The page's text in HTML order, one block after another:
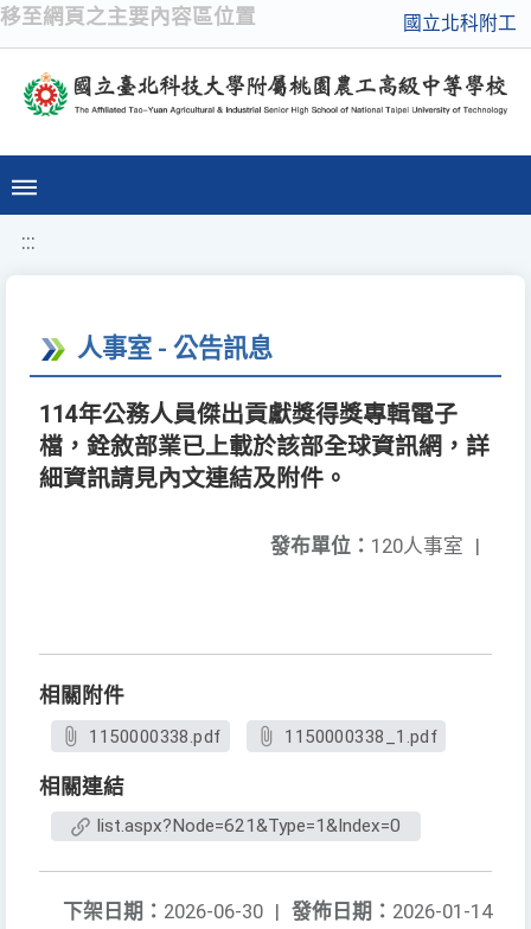
移至網頁之主要內容區位置 國立北科附工
:::
人事室 - 公告訊息
114年公務人員傑出貢獻獎得獎專輯電子
檔，銓敘部業已上載於該部全球資訊網，詳
細資訊請見內文連結及附件。
發布單位： 120人事室 |
相關附件
1150000338.pdf 1150000338_1.pdf
相關連結
list.aspx?Node=621&Type=1&Index=0
發佈日期： 2026-01-14
下架日期： 2026-06-30 |